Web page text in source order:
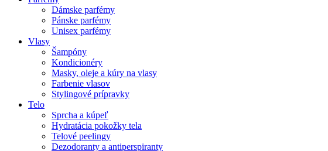
Dámske parfémy
Pánske parfémy
Unisex parfémy
Vlasy
Šampóny
Kondicionéry
Masky, oleje a kúry na vlasy
Farbenie vlasov
Stylingové prípravky
Telo
Sprcha a kúpeľ
Hydratácia pokožky tela
Telové peelingy
Dezodoranty a antiperspiranty